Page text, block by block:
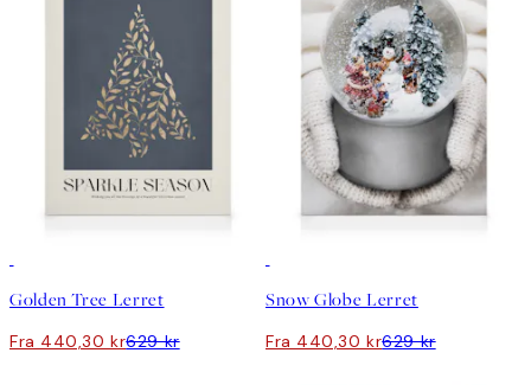
Golden Tree Lerret
Fra 440,30 kr629 kr
Snow Globe Lerret
Fra 440,30 kr629 kr